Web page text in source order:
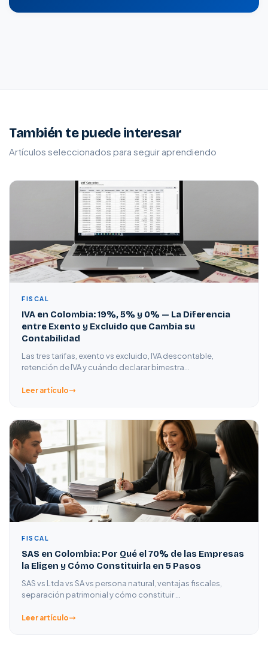
También te puede interesar
Artículos seleccionados para seguir aprendiendo
FISCAL
IVA en Colombia: 19%, 5% y 0% — La Diferencia
entre Exento y Excluido que Cambia su
Contabilidad
Las tres tarifas, exento vs excluido, IVA descontable,
retención de IVA y cuándo declarar bimestra…
Leer artículo
FISCAL
SAS en Colombia: Por Qué el 70% de las Empresas
la Eligen y Cómo Constituirla en 5 Pasos
SAS vs Ltda vs SA vs persona natural, ventajas fiscales,
separación patrimonial y cómo constituir …
Leer artículo